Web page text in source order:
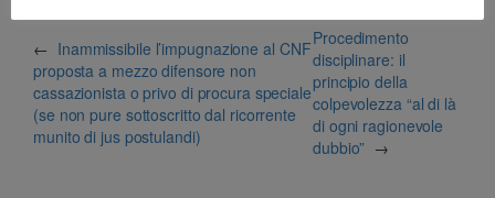
← Inammissibile l’impugnazione al CNF
proposta a mezzo difensore non
cassazionista o privo di procura speciale
(se non pure sottoscritto dal ricorrente
munito di jus postulandi)
Procedimento
disciplinare: il
principio della
colpevolezza “al di là
di ogni ragionevole
dubbio” →